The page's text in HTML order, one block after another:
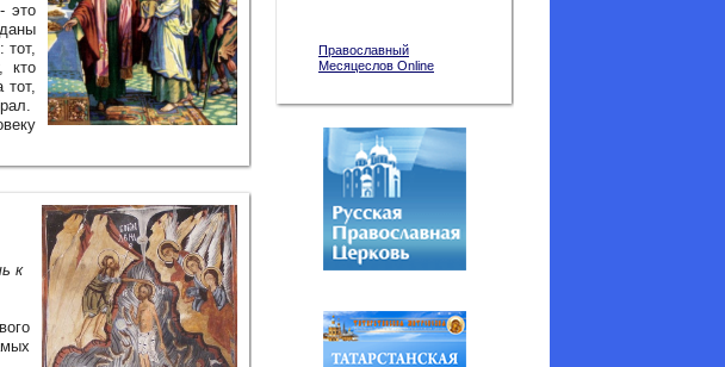
это
тот,
кто
тот,
к
Православный
Месяцеслов Online